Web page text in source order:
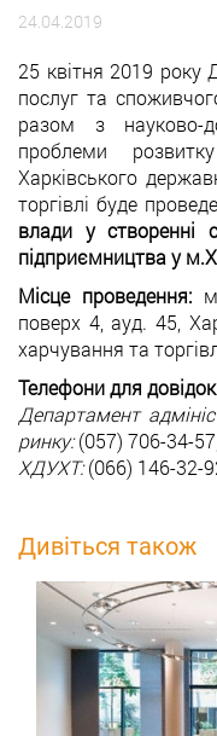
24.04.2019
25 квітня 2019 року
послуг та
разом з науково-
проблеми
Харківського
торгівлі буде
влади у створенні
підприємництва у
Місце проведення:
поверх 4, ауд. 45,
харчування та
Телефони для
Департамент
ринку:(057) 706-34-
ХДУХТ:(066) 146-32-
Дивіться також